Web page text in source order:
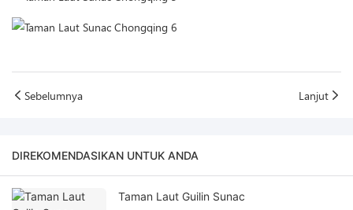
Sebelumnya Lanjut
DIREKOMENDASIKAN UNTUK ANDA
Taman Laut Guilin Sunac